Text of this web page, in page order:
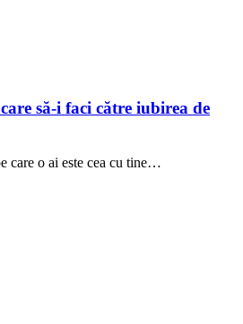
să-i faci către iubirea de
care o ai este cea cu tine…